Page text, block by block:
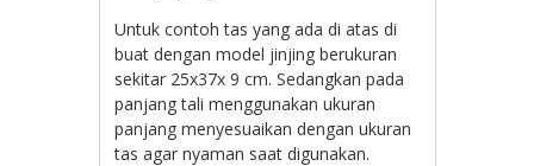
Untuk contoh tas yang ada di atas di
buat dengan model jinjing berukuran
sekitar 25x37x 9 cm. Sedangkan pada
panjang tali menggunakan ukuran
panjang menyesuaikan dengan ukuran
tas agar nyaman saat digunakan.